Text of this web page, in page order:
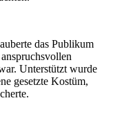
das Publikum
Unterstützt wurde
gesetzte Kostüm,